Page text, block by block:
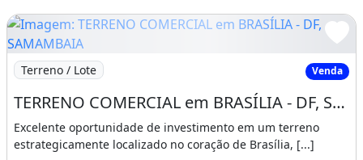
Imagem: TERRENO COMERCIAL em BRASÍLIA - DF,
Terreno / Lote Venda
TERRENO COMERCIAL em BRASÍLIA - DF, SAMAMBAIA SUL (SAMAMBAIA
Excelente oportunidade de investimento em um terreno
estrategicamente localizado no coração de Brasília, [...]